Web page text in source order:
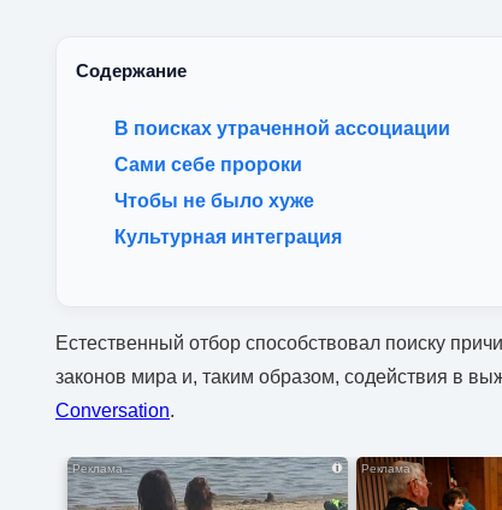
Содержание
В поисках утраченной ассоциации
Сами себе пророки
Чтобы не было хуже
Культурная интеграция
Естественный отбор способствовал поиску
законов мира и, таким образом, содействия в
Conversation.
i